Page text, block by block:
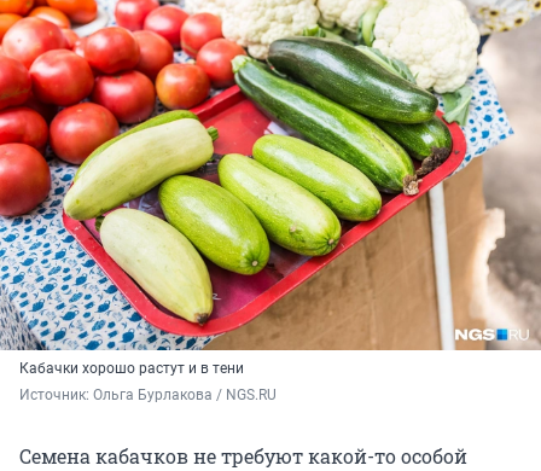
Кабачки хорошо растут и в тени
Источник: Ольга Бурлакова / NGS.RU
Семена кабачков не требуют какой-то особой